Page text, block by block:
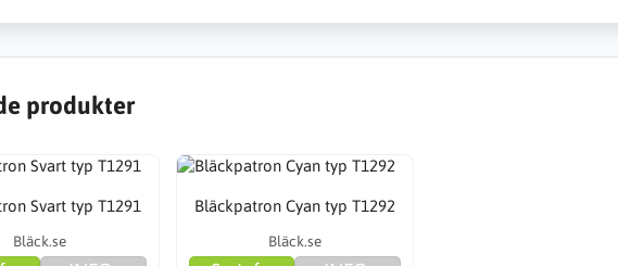
produkter
Svart typ T1291
Bläck.se
Bläckpatron Cyan typ T1292
Bläck.se